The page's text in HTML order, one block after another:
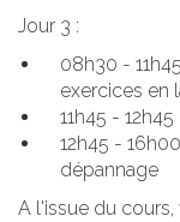
Jour 3 :
08h30 -
exercices en
11h45 -
12h45 -
dépannage
A l'issue du